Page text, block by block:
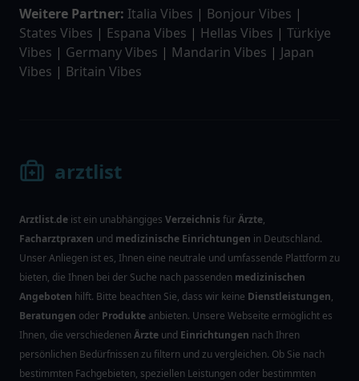
Weitere Partner: Italia Vibes | Bonjour Vibes |
States Vibes | Espana Vibes | Hellas Vibes | Türkiye
Vibes | Germany Vibes | Mandarin Vibes | Japan
Vibes | Britain Vibes
arztlist
Arztlist.de ist ein unabhängiges VerzeichnisfürÄrzte,
Facharztpraxen und medizinische Einrichtungen in Deutschland.
Unser Anliegen ist es, Ihnen eine neutrale und umfassende Plattform zu
bieten, die Ihnen bei der Suche nach passenden medizinischen
Angeboten hilft. Bitte beachten Sie, dass wir keine Dienstleistungen,
Beratungen oder Produkte anbieten. Unsere Webseite ermöglicht es
Ihnen, die verschiedenenÄrzte und Einrichtungen nach Ihren
persönlichen Bedürfnissen zu filtern und zu vergleichen. Ob Sie nach
bestimmten Fachgebieten, speziellen Leistungen oder bestimmten